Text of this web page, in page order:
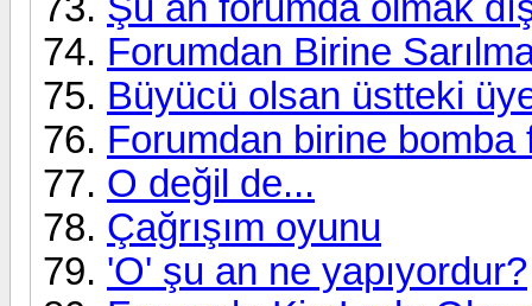
Forumdan Birine
Büyücü olsan üstteki
Forumdan birine bomba
O değil de...
Çağrışım oyunu
'O' şu an ne yapıyordur?